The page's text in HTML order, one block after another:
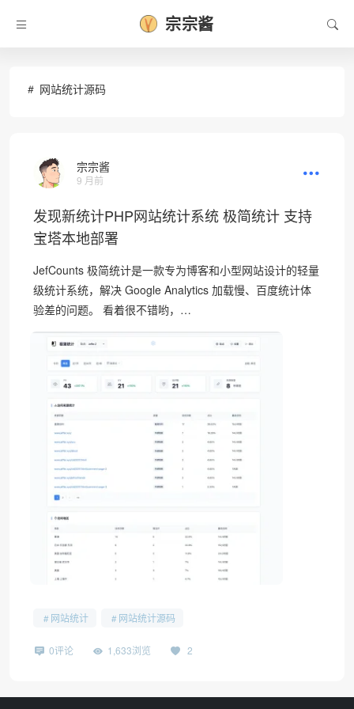
宗宗酱
网站统计源码
宗宗酱
9 月前
发现新统计PHP网站统计系统 极简统计 支持
宝塔本地部署
JefCounts 极简统计是一款专为博客和小型网站设计的轻量
级统计系统，解决 Google Analytics 加载慢、百度统计体
验差的问题。 看着很不错哟，…
网站统计 网站统计源码
0评论 1,633浏览 2